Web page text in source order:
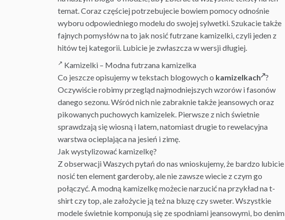
temat. Coraz częściej potrzebujecie bowiem pomocy odnośnie
wyboru odpowiedniego modelu do swojej sylwetki. Szukacie także
fajnych pomysłów na to jak nosićfutrzane kamizelki, czyli jeden z
hitów tej kategorii. Lubicie je zwłaszcza w wersji długiej.
Kamizelki – Modnafutrzana kamizelka
Co jeszcze opisujemy w tekstach blogowych o kamizelkach ?
Oczywiście robimy przegląd najmodniejszych wzorów i fasonów
danego sezonu. Wśród nich nie zabraknie także jeansowych oraz
pikowanych puchowych kamizelek. Pierwsze z nich świetnie
sprawdzają się wiosną i latem, natomiast drugie to rewelacyjna
warstwa ocieplająca na jesień i zimę.
Jak wystylizować kamizelkę?
Z obserwacji Waszych pytań do nas wnioskujemy, że bardzo lubicie
nosić ten element garderoby, ale nie zawsze wiecie z czym go
połączyć. A modną kamizelkę możecie narzucić na przykład na t-
shirt czy top, ale założycie ją też na bluzęczy sweter. Wszystkie
modele świetnie komponują się ze spodniami jeansowymi, bo denim